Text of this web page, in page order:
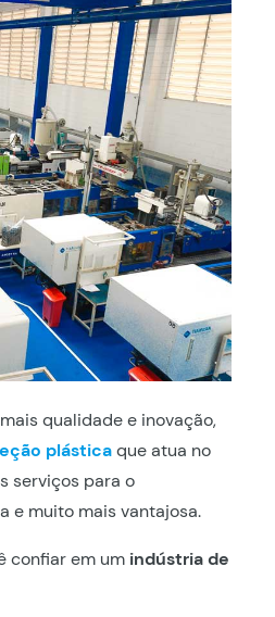
qualidade e inovação,
plásticaque atua no
serviços para o
e muito mais vantajosa.
confiar em um indústria de